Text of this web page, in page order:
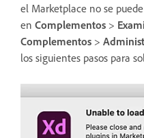
el Marketplace no se
en Complementos >
Complementos >
los siguientes pasos para